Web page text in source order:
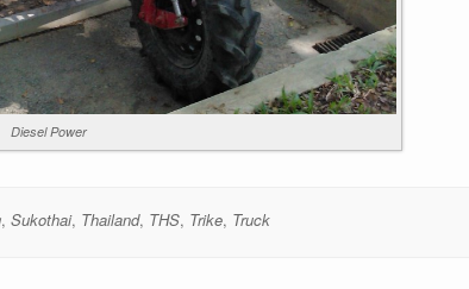
Diesel Power
, Sukothai, Thailand, THS, Trike, Truck